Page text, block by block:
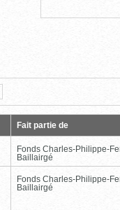
Fait partie de
Fonds Charles-Philippe-
Baillairgé
Fonds Charles-Philippe-
Baillairgé